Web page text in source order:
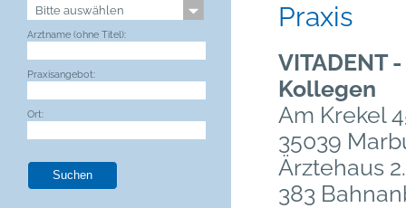
Arztname (ohne Titel):
Praxisangebot:
Ort:
Praxis
VITADENT
Kollegen
Am Krekel
35039
Ärztehaus
383